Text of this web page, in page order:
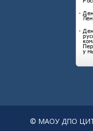
© МАОУ ДПО ЦИТ.